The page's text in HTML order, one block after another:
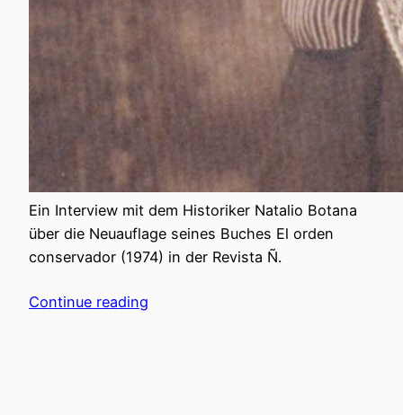
Ein Interview mit dem Historiker Natalio Botana
über die Neuauflage seines Buches El orden
conservador (1974) in der Revista Ñ.
Continue reading